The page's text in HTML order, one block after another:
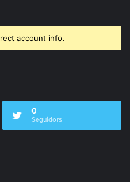
account info.
0
Seguidors